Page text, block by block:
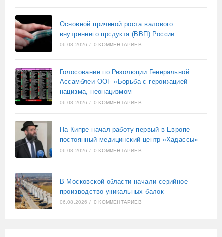
Основной причиной роста валового
внутреннего продукта (ВВП) России
06.08.2026 / 0 КОММЕНТАРИЕВ
Голосование по Резолюции Генеральной
Ассамблеи ООН «Борьба с героизацией
нацизма, неонацизмом
06.08.2026 / 0 КОММЕНТАРИЕВ
На Кипре начал работу первый в Европе
постоянный медицинский центр «Хадассы»
06.08.2026 / 0 КОММЕНТАРИЕВ
В Московской области начали серийное
производство уникальных балок
06.08.2026 / 0 КОММЕНТАРИЕВ